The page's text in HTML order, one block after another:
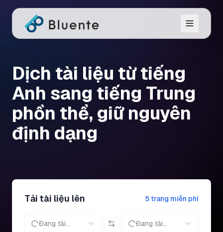
Dịch tài liệu từ tiếng
Anh sang tiếng Trung
phồn thể, giữ nguyên
định dạng
Tải tài liệu lên 5 trang miễn phí
Đang tải... Đang tải...